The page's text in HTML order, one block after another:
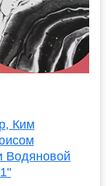
Ким
Водяновой